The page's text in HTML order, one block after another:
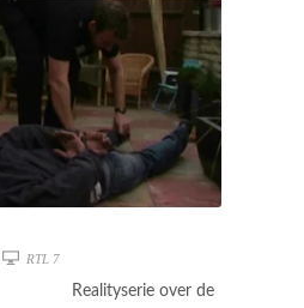
RTL 7
Realityserie over de